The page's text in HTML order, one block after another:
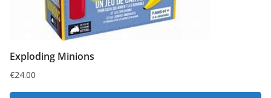
Exploding Minions
€24.00